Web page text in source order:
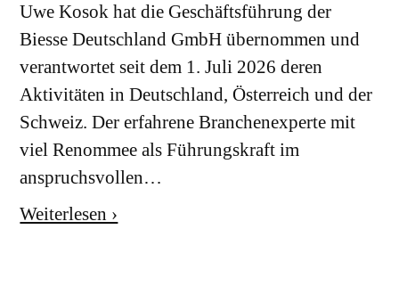
Uwe Kosok hat die Geschäftsführung der
Biesse Deutschland GmbH übernommen und
verantwortet seit dem 1. Juli 2026 deren
Aktivitäten in Deutschland, Österreich und der
Schweiz. Der erfahrene Branchenexperte mit
viel Renommee als Führungskraft im
anspruchsvollen…
Weiterlesen ›